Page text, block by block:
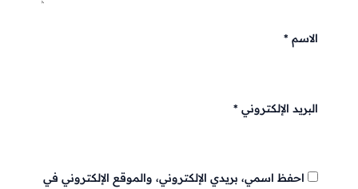
الاسم *
البريد الإلكتروني *
احفظ اسمي، بريدي الإلكتروني، والموقع الإلكتروني في